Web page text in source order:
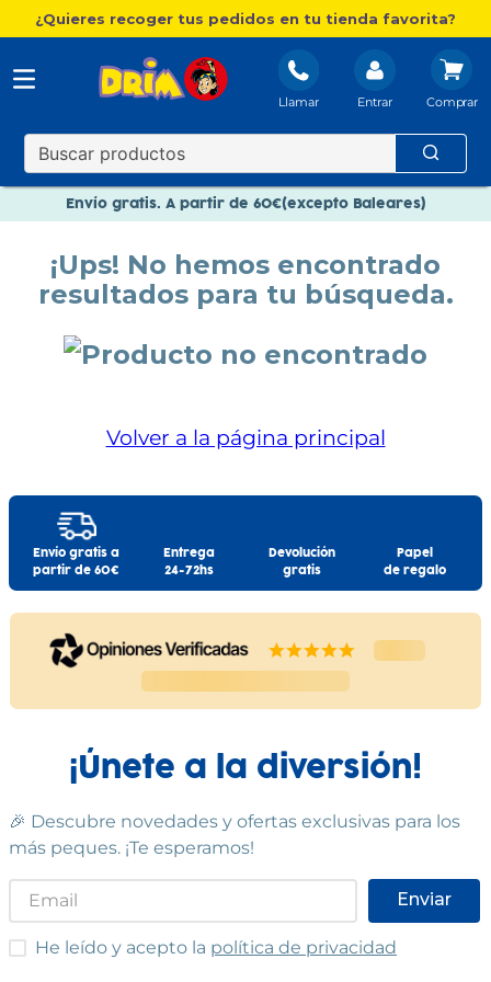
¿Quieres recoger tus pedidos en tu tienda favorita?
Llamar Entrar
Envío gratis. A partir de 60€(excepto Baleares)
Nuevo catálogo Aire Libre
Paga en 3 plazos sin intereses
¡Ups! No hemos encontrado
resultados para tu búsqueda.
Volver a la página principal
Envío gratis a
partir de 60€
Entrega
24-72hs
Devolución
gratis
Papel
de regalo
¡Únete a la diversión!
🎉 Descubre novedades y ofertas exclusivas para los
más peques. ¡Te esperamos!
Enviar
He leído y acepto las condiciones
He leído y acepto la política de privacidad